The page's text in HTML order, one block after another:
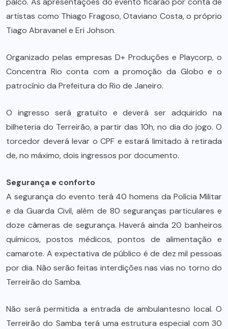
artistas como Thiago Fragoso, Otaviano Costa, o próprio
Tiago Abravanel e Eri Johson.
Organizado pelas empresas D+ Produções e Playcorp, o
Concentra Rio conta com a promoção da Globo e o
patrocínio da Prefeitura do Rio de Janeiro.
O ingresso será gratuito e deverá ser adquirido na
bilheteria do Terreirão, a partir das 10h, no dia do jogo. O
torcedor deverá levar o CPF e estará limitado à retirada
de, no máximo, dois ingressos por documento.
Segurança e conforto
A segurança do evento terá 40 homens da Polícia Militar
e da Guarda Civil, além de 80 seguranças particulares e
doze câmeras de segurança. Haverá ainda 20 banheiros
químicos, postos médicos, pontos de alimentação e
camarote. A expectativa de público é de dez mil pessoas
por dia. Não serão feitas interdições nas vias no torno do
Terreirão do Samba.
Não será permitida a entrada de ambulantesno local. O
Terreirão do Samba terá uma estrutura especial com 30